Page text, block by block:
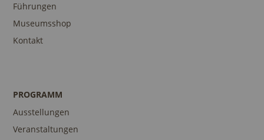
Führungen
Museumsshop
Kontakt
PROGRAMM
Ausstellungen
Veranstaltungen